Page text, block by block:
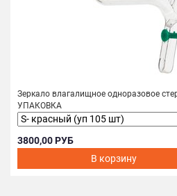
Зеркало влагалищное одноразовое
УПАКОВКА
3800,00 РУБ
В корзину